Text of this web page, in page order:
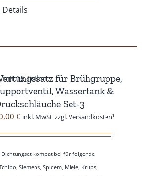
Details
für Brühgruppe,
Wassertank &
Set-3
€ inkl. MwSt. zzgl. Versandkosten¹
Dichtungset kompatibel für folgende
Siemens, Spidem, Miele, Krups,